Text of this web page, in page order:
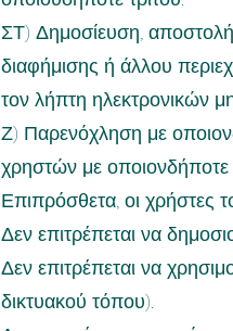
ΣΤ) Δημοσίευση,
διαφήμισης ή άλλου
τον λήπτη ηλεκτρονικών
Ζ) Παρενόχληση με
χρηστών με οποιονδήποτε
Επιπρόσθετα, οι χρήστες
Δεν επιτρέπεται να
Δεν επιτρέπεται να
δικτυακού τόπου).